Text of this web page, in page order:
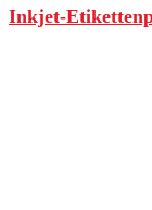
Inkjet-